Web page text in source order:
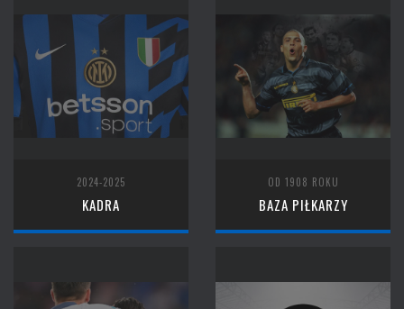
2024-2025
KADRA
OD 1908 ROKU
BAZA PIŁKARZY